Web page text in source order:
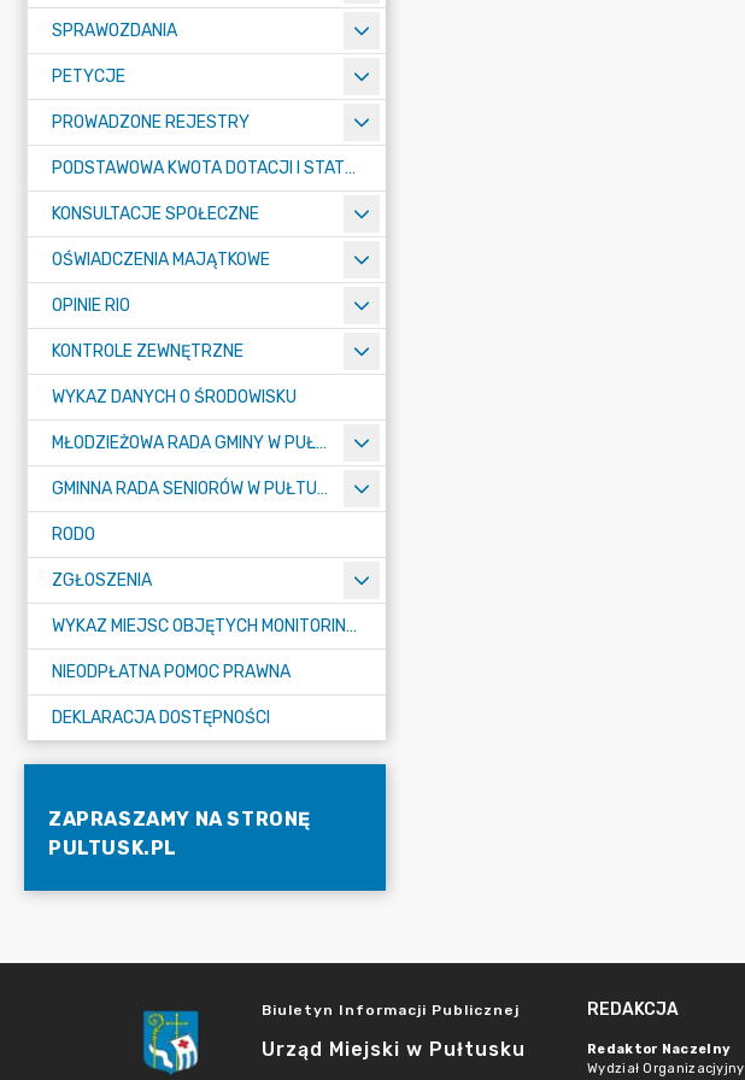
SPRAWOZDANIA
PETYCJE
PROWADZONE REJESTRY
PODSTAWOWA KWOTA DOTACJI I STATYSTYCZNA LICZBA UCZNIÓW
KONSULTACJE SPOŁECZNE
OŚWIADCZENIA MAJĄTKOWE
OPINIE RIO
KONTROLE ZEWNĘTRZNE
WYKAZ DANYCH O ŚRODOWISKU
MŁODZIEŻOWA RADA GMINY W PUŁTUSKU
GMINNA RADA SENIORÓW W PUŁTUSKU
RODO
ZGŁOSZENIA
WYKAZ MIEJSC OBJĘTYCH MONITORINGIEM
NIEODPŁATNA POMOC PRAWNA
DEKLARACJA DOSTĘPNOŚCI
ZAPRASZAMY NA STRONĘ
PULTUSK.PL
Biuletyn Informacji Publicznej
Urząd Miejski w Pułtusku
REDAKCJA
Redaktor Naczelny
Wydział Organizacjyjny